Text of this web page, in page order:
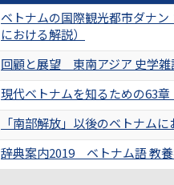
ベトナムの国際観光都市ダナ
における解説）
回顧と展望 東南アジア 史学雑
現代ベトナムを知るための63
「南部解放」以後のベトナム
辞典案内2019 ベトナム語 教